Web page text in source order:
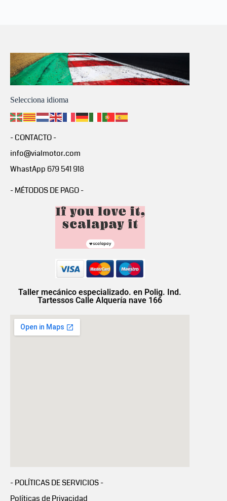
Selecciona idioma
- CONTACTO -
info@vialmotor.com
WhastApp 679 541 918
- MÉTODOS DE PAGO -
Taller mecánico especializado. en Polig. Ind.
Tartessos Calle Alquería nave 166
- POLÍTICAS DE SERVICIOS -
Políticas de Privacidad